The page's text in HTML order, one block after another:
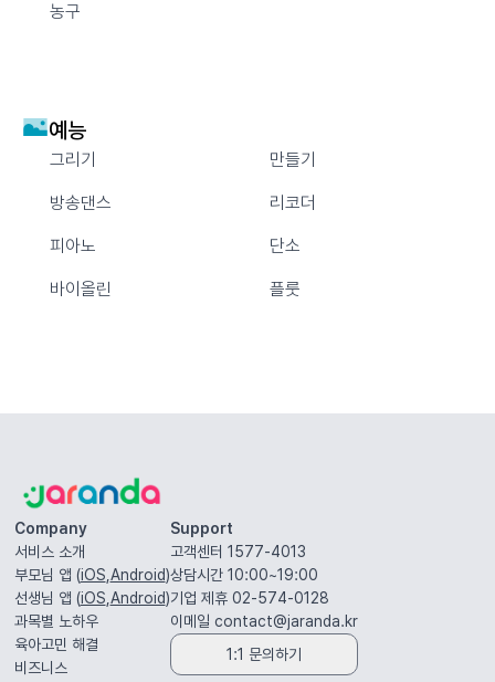
농구
예능
그리기 만들기
방송댄스 리코더
피아노 단소
바이올린 플룻
Company
서비스 소개
부모님 앱 (iOS Android)
선생님 앱 (iOS Android)
과목별 노하우
육아고민 해결
비즈니스
Support
고객센터 1577-4013
상담시간 10:00~19:00
기업 제휴 02-574-0128
이메일 contact@jaranda.kr
1:1 문의하기